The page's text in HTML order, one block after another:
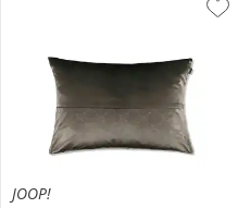
JOOP!